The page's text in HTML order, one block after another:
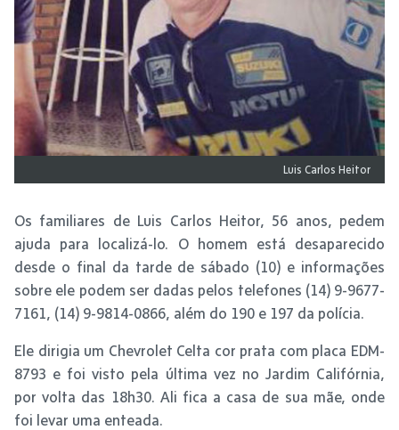
Luis Carlos Heitor
Os familiares de Luis Carlos Heitor, 56 anos, pedem
ajuda para localizá-lo. O homem está desaparecido
desde o final da tarde de sábado (10) e informações
sobre ele podem ser dadas pelos telefones (14) 9-9677-
7161, (14) 9-9814-0866, além do 190 e 197 da polícia.
Ele dirigia um Chevrolet Celta cor prata com placa EDM-
8793 e foi visto pela última vez no Jardim Califórnia,
por volta das 18h30. Ali fica a casa de sua mãe, onde
foi levar uma enteada.